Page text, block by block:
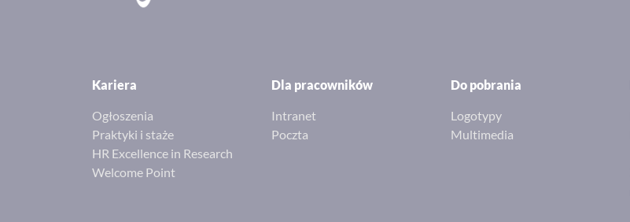
Kariera
Ogłoszenia
Praktyki i staże
HR Excellence in Research
Welcome Point
Dla pracowników
Intranet
Poczta
Do pobrania
Logotypy
Multimedia